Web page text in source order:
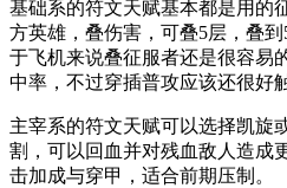
基础系的符文天赋基本都是用的
方英雄，叠伤害，可叠5层，叠
于飞机来说叠征服者还是很容易
中率，不过穿插普攻应该还很好
主宰系的符文天赋可以选择凯旋
割，可以回血并对残血敌人造成
击加成与穿甲，适合前期压制。